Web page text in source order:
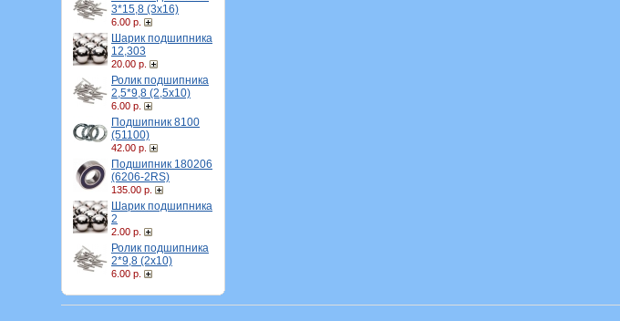
3*15,8 (3х16)
6.00 р.
Шарик подшипника
12,303
20.00 р.
Ролик подшипника
2,5*9,8 (2,5х10)
6.00 р.
Подшипник 8100
(51100)
42.00 р.
Подшипник 180206
(6206-2RS)
135.00 р.
Шарик подшипника
2
2.00 р.
Ролик подшипника
2*9,8 (2х10)
6.00 р.